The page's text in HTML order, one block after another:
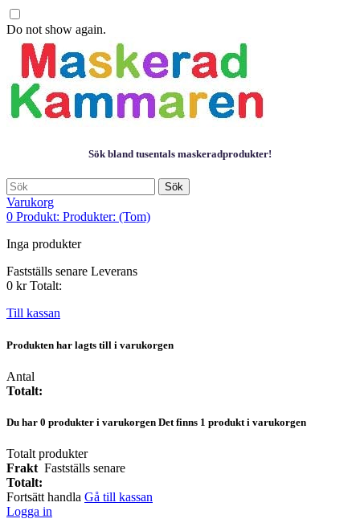
Do not show again.
Sök bland tusentals maskeradprodukter!
Sök
Varukorg
0 Produkt: Produkter: (Tom)
Inga produkter
Fastställs senare Leverans
0 kr Totalt:
Till kassan
Produkten har lagts till i varukorgen
Antal
Totalt:
Du har 0 produkter i varukorgen Det finns 1 produkt i varukorgen
Totalt produkter
Frakt Fastställs senare
Totalt:
Fortsätt handla Gå till kassan
Logga in